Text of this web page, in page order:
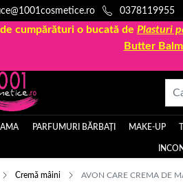
0378119955
cumpărături o bucată de Plasturi
Butter
PARFUMURI BĂRBAȚI MAKE-UP
Cremă mâini AVON CARE CREMA DE